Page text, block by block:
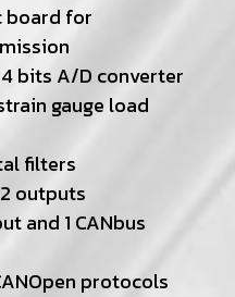
board for
bits A/D converter
gauge load
filters
outputs
and 1 CANbus
protocols